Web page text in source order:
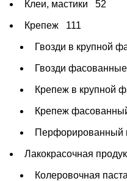
Клеи, мастики 52
Крепеж 111
Гвозди в крупной
Гвозди фасованные
Крепеж в крупной
Крепеж
Перфорированный
Лакокрасочная
Колеровочная